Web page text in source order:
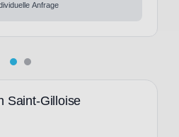
Anfrage
Saint-Gilloise